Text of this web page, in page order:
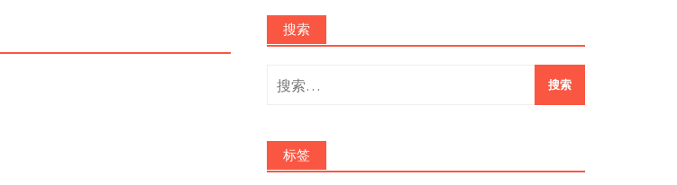
搜索
搜
索：
标签